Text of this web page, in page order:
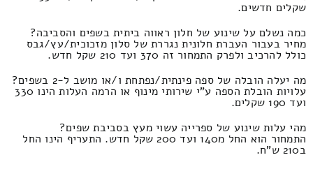
שקלים חדשים.
כמה נשלם על שינוע של חלון ראווה ביתית בשפים והסביבה?
מחיר בעבור העברת חלונית נגררת של סלון מזכוכית/עץ/גבס
כולל להרכיב ולפרק התמחור זה 370 ועד 210 שקל חדש.
מה יעלה הובלה של ספה פינתית/נפתחת ו/או מושב ל-2 בשפים?
עלויות הובלת הספה ע"י שירותי מינוף או הרמה העלות הינו 330
ועד 190 שקלים.
מהי עלות שינוע של ספרייה עשוי מעץ בסביבת שפים?
התמחור הוא החל מ140 ועד 200 שקל חדש. התעריף הינו החל
ב210 ש"ח.